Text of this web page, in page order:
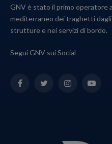
GNV è stato il primo operatore
mediterraneo dei traghetti
strutture e nei servizi di bordo.
Segui GNV sui Social
FacebookTwitterInstagram